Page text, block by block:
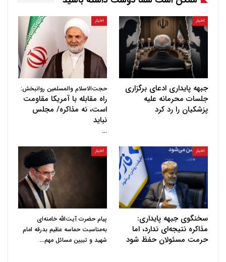
اخبار
جبهه پایداری ادعای برگزاری
جلسات محرمانه علیه
پزشکیان را رد کرد
اخبار
حجت‌الاسلام والمسلمین روانبخش:
راه مقابله با آمریکا مقاومت
است، نه مذاکره/ مجلس
نباید
…
اخبار
سخنگوی جبهه پایداری:
مذاکره نتیجه‌ای ندارد، اما
حرمت مسئولان حفظ شود
اخبار
پیام حضرت آیت‌الله خامنه‌ای
به‌مناسبت حماسه عظیم بدرقه امام
شهید و تبیین مسائل مهم…